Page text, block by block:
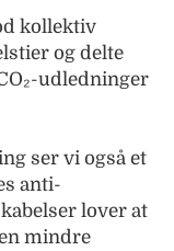
kollektiv
og delte
udledninger
ser vi også et
anti-
lover at
mindre